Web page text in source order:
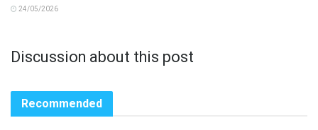
24/05/2026
Discussion about this post
Recommended